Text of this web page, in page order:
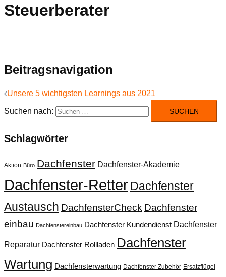
Steuerberater
Beitragsnavigation
Unsere 5 wichtigsten Learnings aus 2021
Suchen nach:
Schlagwörter
Aktion Büro Dachfenster Dachfenster-Akademie
Dachfenster-RetterDachfenster
Austausch DachfensterCheck Dachfenster
einbau Dachfenstereinbau Dachfenster Kundendienst Dachfenster
Reparatur Dachfenster Rollladen Dachfenster
Wartung Dachfensterwartung Dachfenster Zubehör Ersatzflügel